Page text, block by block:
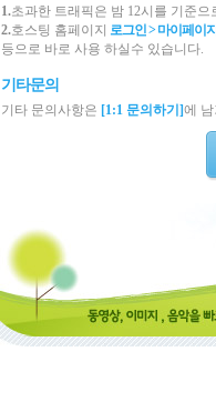
1.초과한 트래픽은 밤 12시를 기준
2.호스팅 홈페이지 로그인 > 마이페이
등으로 바로 사용 하실수 있습니다.
기타문의
기타 문의사항은 [1:1 문의하기]에